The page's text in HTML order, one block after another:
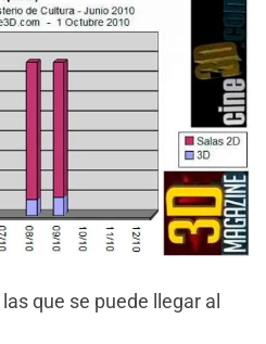
que se puede llegar al